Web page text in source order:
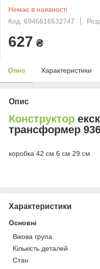
Немає в наявності
Код: 6946616532747
627 ₴
Опис Характеристики
Опис
Конструктор
трансформер
коробка 42 см 6 см 29 см.
Характеристики
Основні
Вікова група
Кількість деталей
Стан